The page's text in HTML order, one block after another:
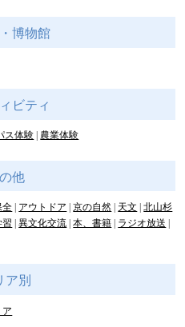
博物館
ビティ
ス体験 農業体験
他
全 アウトドア 京の自然 天文
北山杉
習 異文化交流 本、書籍
ラジオ放送
ア別
ア